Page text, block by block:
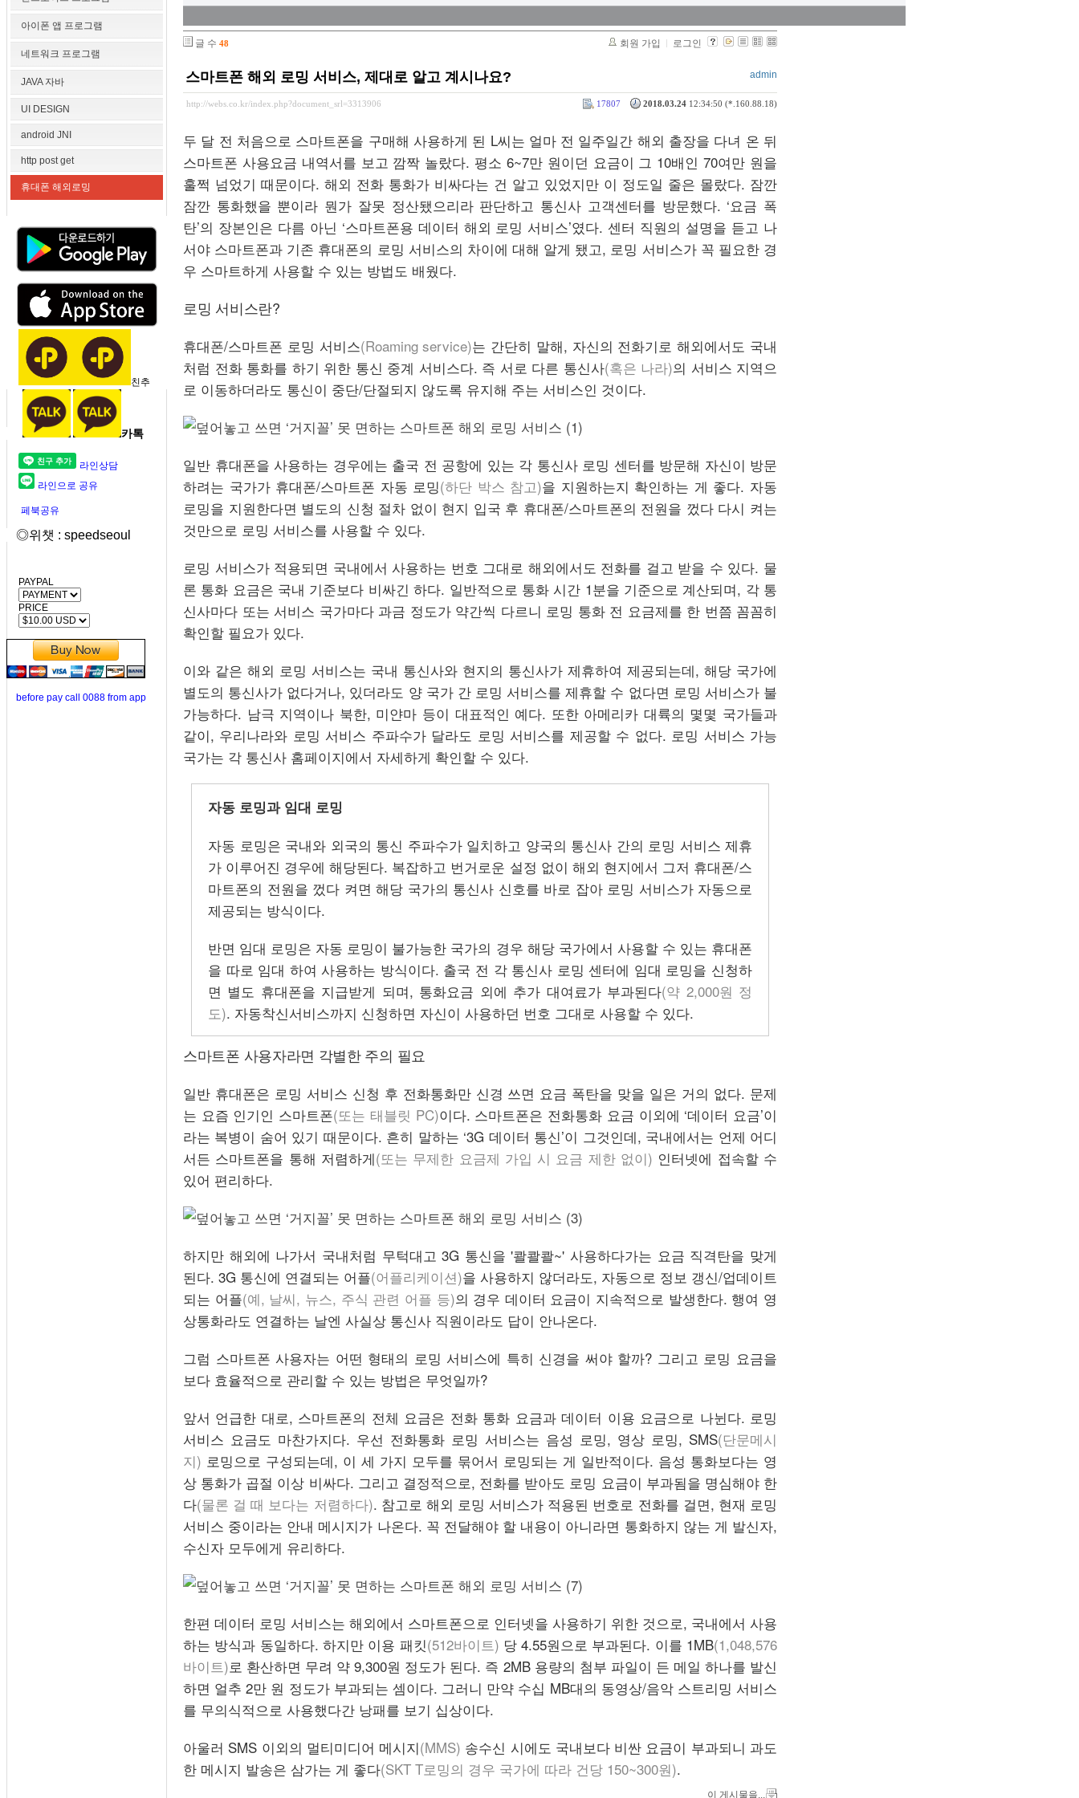
아이폰 앱 프로그램
네트워크 프로그램
JAVA 자바
UI DESIGN
android JNI
http post get
휴대폰 해외로밍
친추
카톡
라인상담
라인으로 공유
페북공유
◎위챗 : speedseoul
PAYPAL
PRICE
before pay call 0088 from app
글 수 48 회원 가입 로그인
스마트폰 해외 로밍 서비스, 제대로 알고 계시나요? admin
http://webs.co.kr/index.php?document_srl=3313906 2018.03.24 12:34:50 (*.160.88.18)
17807
두 달 전 처음으로 스마트폰을 구매해 사용하게 된 L씨는 얼마 전 일주일간 해외 출장을 다녀 온 뒤
스마트폰 사용요금 내역서를 보고 깜짝 놀랐다. 평소 6~7만 원이던 요금이 그 10배인 70여만 원을
훌쩍 넘었기 때문이다. 해외 전화 통화가 비싸다는 건 알고 있었지만 이 정도일 줄은 몰랐다. 잠깐
잠깐 통화했을 뿐이라 뭔가 잘못 정산됐으리라 판단하고 통신사 고객센터를 방문했다. ‘요금 폭
탄’의 장본인은 다름 아닌 ‘스마트폰용 데이터 해외 로밍 서비스’였다. 센터 직원의 설명을 듣고 나
서야 스마트폰과 기존 휴대폰의 로밍 서비스의 차이에 대해 알게 됐고, 로밍 서비스가 꼭 필요한 경
우 스마트하게 사용할 수 있는 방법도 배웠다.
로밍 서비스란?
휴대폰/스마트폰 로밍 서비스(Roaming service)는 간단히 말해, 자신의 전화기로 해외에서도 국내
처럼 전화 통화를 하기 위한 통신 중계 서비스다. 즉 서로 다른 통신사(혹은 나라)의 서비스 지역으
로 이동하더라도 통신이 중단/단절되지 않도록 유지해 주는 서비스인 것이다.
일반 휴대폰을 사용하는 경우에는 출국 전 공항에 있는 각 통신사 로밍 센터를 방문해 자신이 방문
하려는 국가가 휴대폰/스마트폰 자동 로밍(하단 박스 참고)을 지원하는지 확인하는 게 좋다. 자동
로밍을 지원한다면 별도의 신청 절차 없이 현지 입국 후 휴대폰/스마트폰의 전원을 껐다 다시 켜는
것만으로 로밍 서비스를 사용할 수 있다.
로밍 서비스가 적용되면 국내에서 사용하는 번호 그대로 해외에서도 전화를 걸고 받을 수 있다. 물
론 통화 요금은 국내 기준보다 비싸긴 하다. 일반적으로 통화 시간 1분을 기준으로 계산되며, 각 통
신사마다 또는 서비스 국가마다 과금 정도가 약간씩 다르니 로밍 통화 전 요금제를 한 번쯤 꼼꼼히
확인할 필요가 있다.
이와 같은 해외 로밍 서비스는 국내 통신사와 현지의 통신사가 제휴하여 제공되는데, 해당 국가에
별도의 통신사가 없다거나, 있더라도 양 국가 간 로밍 서비스를 제휴할 수 없다면 로밍 서비스가 불
가능하다. 남극 지역이나 북한, 미얀마 등이 대표적인 예다. 또한 아메리카 대륙의 몇몇 국가들과
같이, 우리나라와 로밍 서비스 주파수가 달라도 로밍 서비스를 제공할 수 없다. 로밍 서비스 가능
국가는 각 통신사 홈페이지에서 자세하게 확인할 수 있다.
자동 로밍과 임대 로밍
자동 로밍은 국내와 외국의 통신 주파수가 일치하고 양국의 통신사 간의 로밍 서비스 제휴
가 이루어진 경우에 해당된다. 복잡하고 번거로운 설정 없이 해외 현지에서 그저 휴대폰/스
마트폰의 전원을 껐다 켜면 해당 국가의 통신사 신호를 바로 잡아 로밍 서비스가 자동으로
제공되는 방식이다.
반면 임대 로밍은 자동 로밍이 불가능한 국가의 경우 해당 국가에서 사용할 수 있는 휴대폰
을 따로 임대 하여 사용하는 방식이다. 출국 전 각 통신사 로밍 센터에 임대 로밍을 신청하
면 별도 휴대폰을 지급받게 되며, 통화요금 외에 추가 대여료가 부과된다(약 2,000원 정
도). 자동착신서비스까지 신청하면 자신이 사용하던 번호 그대로 사용할 수 있다.
스마트폰 사용자라면 각별한 주의 필요
일반 휴대폰은 로밍 서비스 신청 후 전화통화만 신경 쓰면 요금 폭탄을 맞을 일은 거의 없다. 문제
는 요즘 인기인 스마트폰(또는 태블릿 PC)이다. 스마트폰은 전화통화 요금 이외에 ‘데이터 요금’이
라는 복병이 숨어 있기 때문이다. 흔히 말하는 ‘3G 데이터 통신’이 그것인데, 국내에서는 언제 어디
서든 스마트폰을 통해 저렴하게(또는 무제한 요금제 가입 시 요금 제한 없이) 인터넷에 접속할 수
있어 편리하다.
하지만 해외에 나가서 국내처럼 무턱대고 3G 통신을 '콸콸콸~' 사용하다가는 요금 직격탄을 맞게
된다. 3G 통신에 연결되는 어플(어플리케이션)을 사용하지 않더라도, 자동으로 정보 갱신/업데이트
되는 어플(예, 날씨, 뉴스, 주식 관련 어플 등)의 경우 데이터 요금이 지속적으로 발생한다. 행여 영
상통화라도 연결하는 날엔 사실상 통신사 직원이라도 답이 안나온다.
그럼 스마트폰 사용자는 어떤 형태의 로밍 서비스에 특히 신경을 써야 할까? 그리고 로밍 요금을
보다 효율적으로 관리할 수 있는 방법은 무엇일까?
앞서 언급한 대로, 스마트폰의 전체 요금은 전화 통화 요금과 데이터 이용 요금으로 나뉜다. 로밍
서비스 요금도 마찬가지다. 우선 전화통화 로밍 서비스는 음성 로밍, 영상 로밍, SMS(단문메시
지) 로밍으로 구성되는데, 이 세 가지 모두를 묶어서 로밍되는 게 일반적이다. 음성 통화보다는 영
상 통화가 곱절 이상 비싸다. 그리고 결정적으로, 전화를 받아도 로밍 요금이 부과됨을 명심해야 한
다(물론 걸 때 보다는 저렴하다). 참고로 해외 로밍 서비스가 적용된 번호로 전화를 걸면, 현재 로밍
서비스 중이라는 안내 메시지가 나온다. 꼭 전달해야 할 내용이 아니라면 통화하지 않는 게 발신자,
수신자 모두에게 유리하다.
한편 데이터 로밍 서비스는 해외에서 스마트폰으로 인터넷을 사용하기 위한 것으로, 국내에서 사용
하는 방식과 동일하다. 하지만 이용 패킷(512바이트) 당 4.55원으로 부과된다. 이를 1MB(1,048,576
바이트)로 환산하면 무려 약 9,300원 정도가 된다. 즉 2MB 용량의 첨부 파일이 든 메일 하나를 발신
하면 얼추 2만 원 정도가 부과되는 셈이다. 그러니 만약 수십 MB대의 동영상/음악 스트리밍 서비스
를 무의식적으로 사용했다간 낭패를 보기 십상이다.
아울러 SMS 이외의 멀티미디어 메시지(MMS) 송수신 시에도 국내보다 비싼 요금이 부과되니 과도
한 메시지 발송은 삼가는 게 좋다(SKT T로밍의 경우 국가에 따라 건당 150~300원).
이 게시물을...